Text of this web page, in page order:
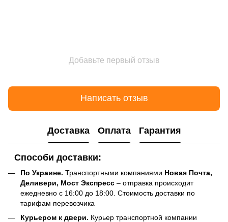
Добавьте первый отзыв
Написать отзыв
Доставка Оплата Гарантия
Способи доставки:
По Украине. Транспортными компаниями Новая Почта,
Деливери, Мост Экспресс – отправка происходит
ежедневно с 16:00 до 18:00. Стоимость доставки по
тарифам перевозчика
Курьером к двери. Курьер транспортной компании